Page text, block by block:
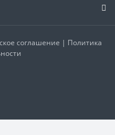
соглашение | Политика